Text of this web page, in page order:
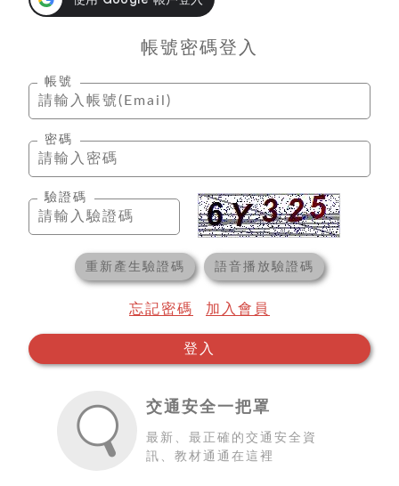
交通安全一把罩
最新、最正確的交通安全資
訊、教材通通在這裡
帳號密碼登入
帳號
密碼
驗證碼
重新產生驗證碼 語音播放驗證碼
忘記密碼 加入會員
登入